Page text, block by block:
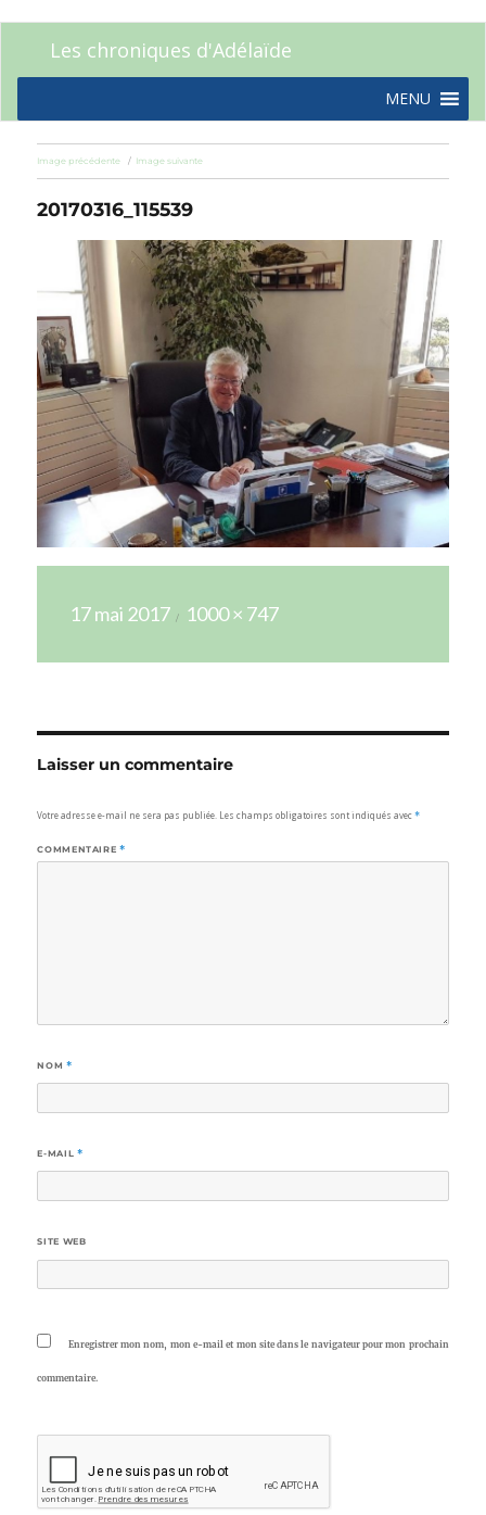
Les chroniques d'Adélaïde
MENU
Image précédente Image suivante
20170316_115539
le
17 mai 2017
réelle
1000 × 747
Laisser un commentaire
Votre adresse e-mail ne sera pas publiée. Les champs obligatoires sont indiqués avec*
COMMENTAIRE *
NOM *
E-MAIL *
SITE WEB
Enregistrer mon nom, mon e-mail et mon site dans le navigateur pour mon prochain
commentaire.